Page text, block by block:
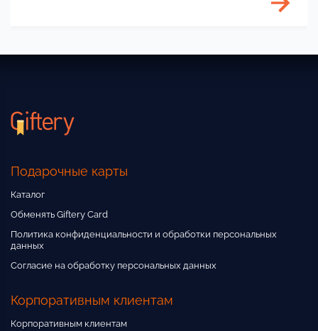
Подарочные карты
Каталог
Обменять Giftery Card
Политика конфиденциальности и обработки персональных
данных
Согласие на обработку персональных данных
Корпоративным клиентам
Корпоративным клиентам